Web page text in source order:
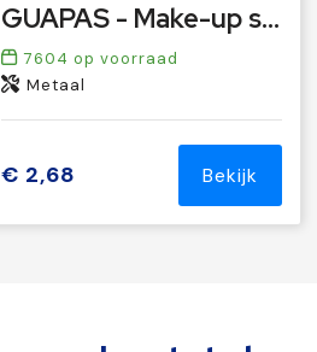
GUAPAS - Make-up spiegel
7604 op voorraad
Metaal
€ 2,68 Bekijk